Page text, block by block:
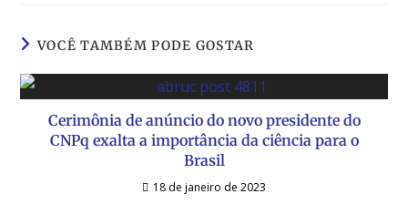
VOCÊ TAMBÉM PODE GOSTAR
Cerimônia de anúncio do novo presidente do
CNPq exalta a importância da ciência para o
Brasil
18 de janeiro de 2023